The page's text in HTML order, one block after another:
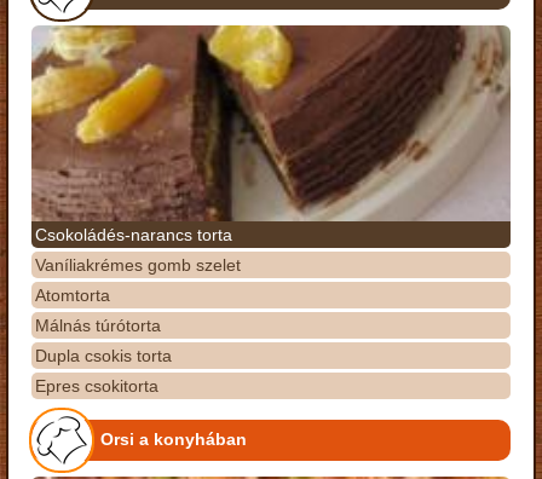
Csokoládés-narancs torta
Vaníliakrémes gomb szelet
Atomtorta
Málnás túrótorta
Dupla csokis torta
Epres csokitorta
Orsi a konyhában